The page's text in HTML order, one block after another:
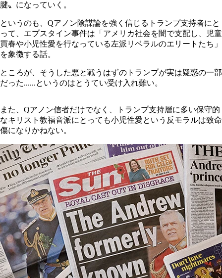
腱〟になっていく。
というのも、Qアノン陰謀論を強く信じるトランプ支持者にと
って、エプスタイン事件は「アメリカ社会を闇で支配し、児童
買春や小児性愛を行なっている左派リベラルのエリートたち」
を象徴する話。
ところが、そうした悪と戦うはずのトランプが実は疑惑の一部
だった......というのはとうてい受け入れ難い。
また、Qアノン信者だけでなく、トランプ支持層に多い保守的
なキリスト教福音派にとっても小児性愛という反モラルは致命
傷になりかねない。